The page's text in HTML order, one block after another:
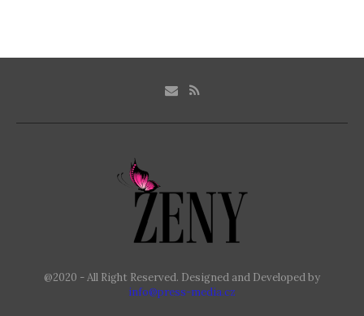
@2020 - All Right Reserved. Designed and Developed by
info@press-media.cz